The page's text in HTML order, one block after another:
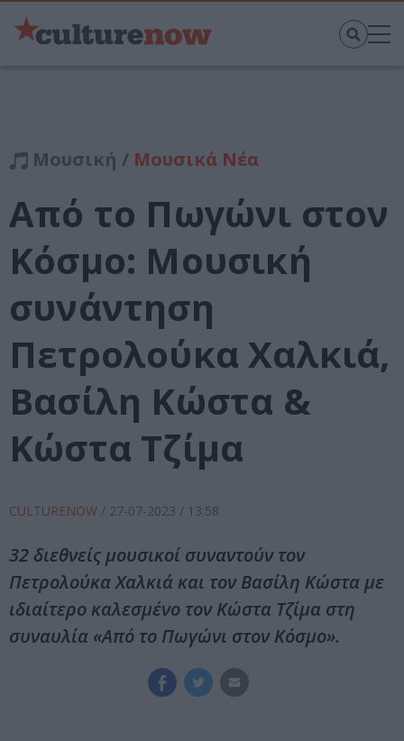
Μουσική / Μουσικά Νέα
Από το Πωγώνι στον
Κόσμο: Μουσική
συνάντηση
Πετρολούκα Χαλκιά,
Βασίλη Κώστα &
Κώστα Τζίμα
CULTURENOW / 27-07-2023 / 13:58
32 διεθνείς μουσικοί συναντούν τον
Πετρολούκα Χαλκιά και τον Βασίλη Κώστα με
ιδιαίτερο καλεσμένο τον Κώστα Τζίμα στη
συναυλία «Από το Πωγώνι στον Κόσμο».